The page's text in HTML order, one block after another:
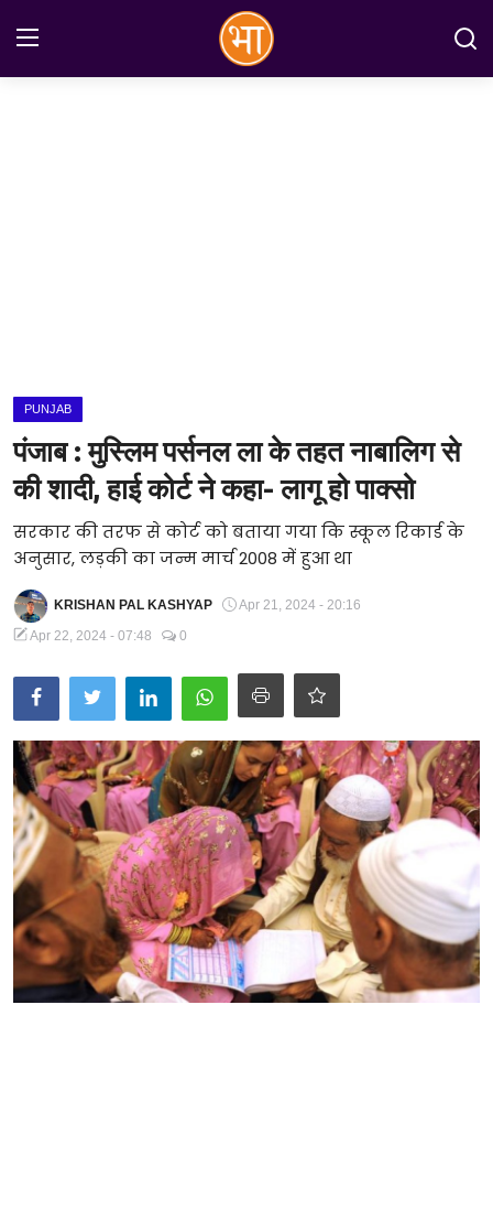
जानकारियाँ
मनोरंजन
Technology
RSS-संघ
PUNJAB
पंजाब : मुस्लिम पर्सनल ला के तहत नाबालिग से
की शादी, हाई कोर्ट ने कहा- लागू हो पाक्सो
सरकार की तरफ से कोर्ट को बताया गया कि स्कूल रिकार्ड के
अनुसार, लड़की का जन्म मार्च 2008 में हुआ था
KRISHAN PAL KASHYAP
Apr 21, 2024 - 20:16
Apr 22, 2024 - 07:48
0